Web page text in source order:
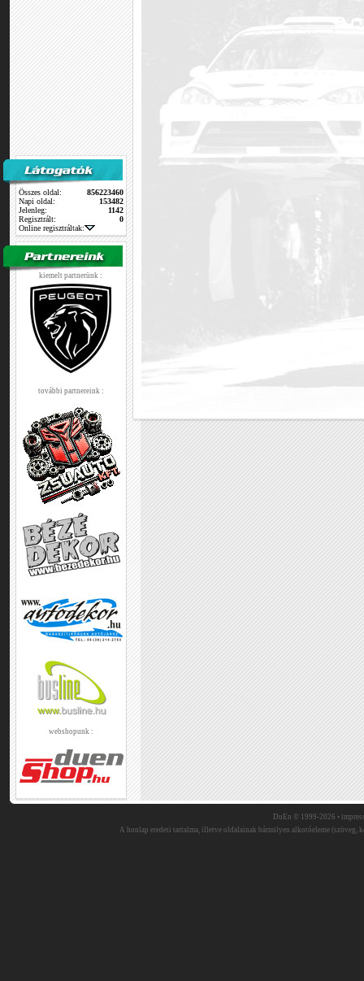
Összes oldal:
856223460
Napi oldal:
153482
Jelenleg:
1142
Regisztrált:
0
Online regisztráltak:
kiemelt partnerünk :
további partnereink :
webshopunk :
DuEn © 1999-2026 •
A honlap eredeti tartalma, illetve oldalainak bármilyen alkotóeleme (szöveg,